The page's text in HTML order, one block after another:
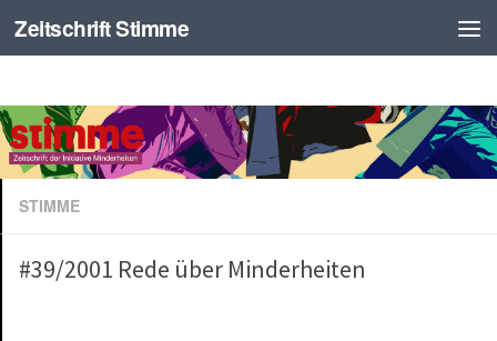
Zeitschrift Stimme
STIMME
#39/2001 Rede über Minderheiten